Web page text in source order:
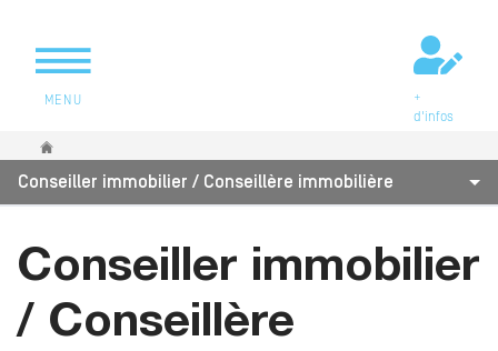
MENU
+
d'infos
Vous êtes ici
Conseiller immobilier / Conseillère immobilière
Conseiller immobilier
/ Conseillère